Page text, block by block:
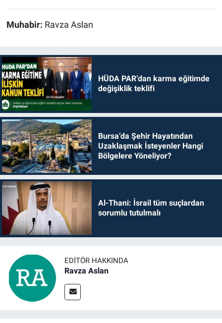
Muhabir: Ravza Aslan
HÜDA PAR’dan karma eğitimde
değişiklik teklifi
Bursa’da Şehir Hayatından
Uzaklaşmak İsteyenler Hangi
Bölgelere Yöneliyor?
Al-Thani: İsrail tüm suçlardan
sorumlu tutulmalı
EDITÖR HAKKINDA
Ravza Aslan